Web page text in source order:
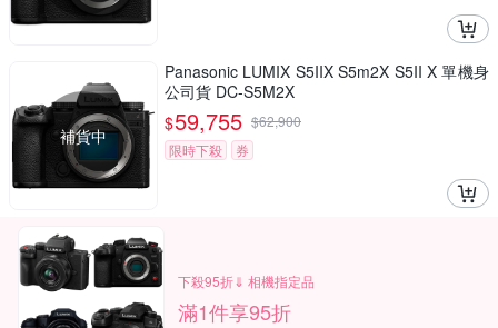
補貨中
Panasonic LUMIX S5IIX S5m2X S5II X 單機身
公司貨 DC-S5M2X
$59,755 $62,900
限時下殺
券
下殺95折⇓ 相機指定品
滿1件享95折